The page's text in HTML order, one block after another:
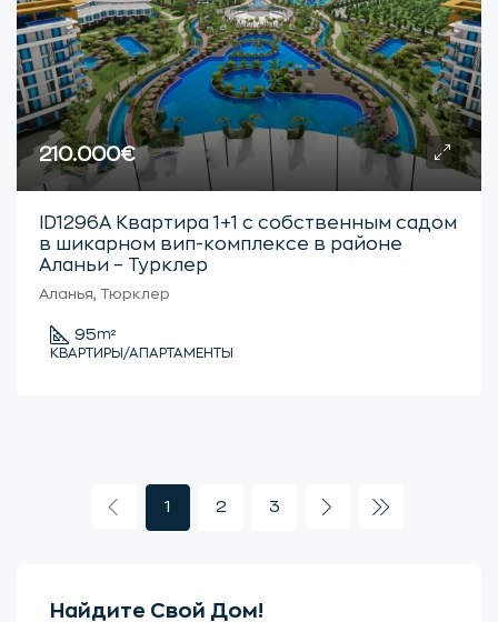
210.000€
ID1296А Квартира 1+1 с собственным садом
в шикарном вип-комплексе в районе
Аланьи – Турклер
Аланья, Тюрклер
95m²
КВАРТИРЫ/АПАРТАМЕНТЫ
1 2 3
Найдите Свой Дом!